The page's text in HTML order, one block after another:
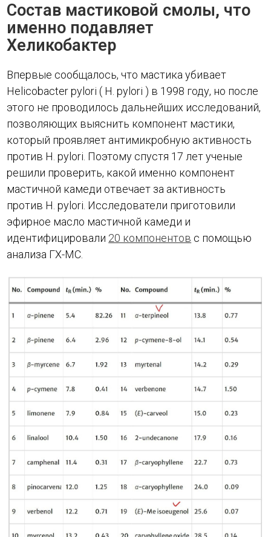
Состав мастиковой смолы, что
именно подавляет
Хеликобактер
Впервые сообщалось, что мастика убивает
Helicobacter pylori ( H. pylori ) в 1998 году, но после
этого не проводилось дальнейших исследований,
позволяющих выяснить компонент мастики,
который проявляет антимикробную активность
против H. pylori. Поэтому спустя 17 лет ученые
решили проверить, какой именно компонент
мастичной камеди отвечает за активность
против H. pylori. Исследователи приготовили
эфирное масло мастичной камеди и
идентифицировали 20 компонентов с помощью
анализа ГХ-МС.